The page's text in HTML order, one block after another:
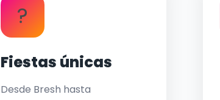
?
Fiestas únicas
Desde Bresh hasta